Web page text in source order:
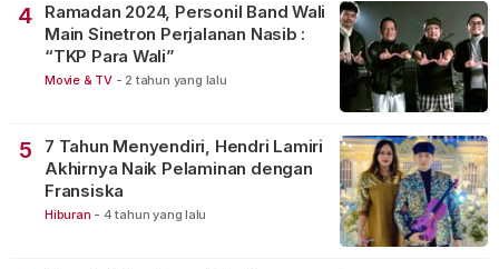
4
Ramadan 2024, Personil Band Wali
Main Sinetron Perjalanan Nasib :
“TKP Para Wali”
Movie & TV - 2 tahun yang lalu
5
7 Tahun Menyendiri, Hendri Lamiri
Akhirnya Naik Pelaminan dengan
Fransiska
Hiburan - 4 tahun yang lalu